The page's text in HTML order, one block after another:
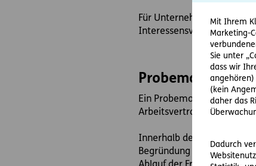
Mit Ihrem
Marketing-
Sie unter
dass wir
(kein
daher das
Dadurch
Für Unternehmen ist das
Interessensvertretung die
Probemonat -
Ein Probemonat gibt es
Arbeitsvertrag oder
Innerhalb des
Begründung kündigen. Im